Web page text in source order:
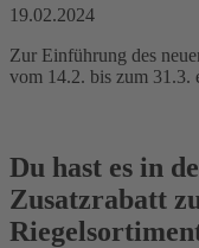
19.02.2024
Zur Einführung des
vom 14.2. bis zum 31.3.
Du hast es in
Zusatzrabatt